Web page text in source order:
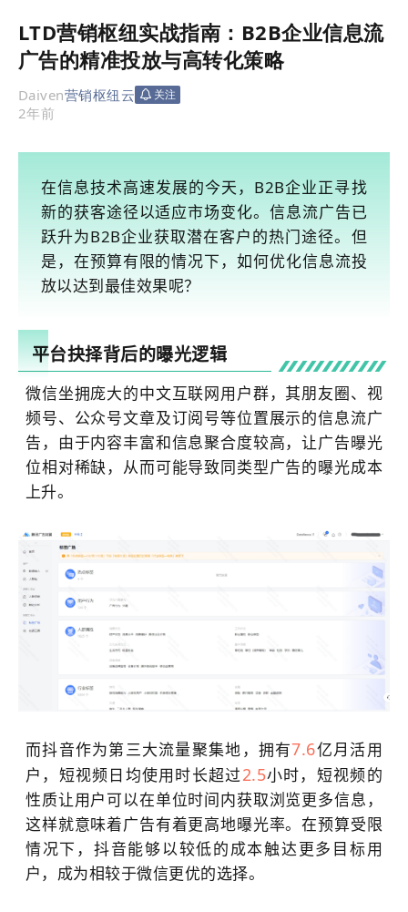
LTD营销枢纽实战指南：B2B企业信息流
广告的精准投放与高转化策略
Daiven营销枢纽云 关注
2年前
在信息技术高速发展的今天，B2B企业正寻找
新的获客途径以适应市场变化。信息流广告已
跃升为B2B企业获取潜在客户的热门途径。但
是，在预算有限的情况下，如何优化信息流投
放以达到最佳效果呢？
平台抉择背后的曝光逻辑
微信坐拥庞大的中文互联网用户群，其朋友圈、视
频号、公众号文章及订阅号等位置展示的信息流广
告，由于内容丰富和信息聚合度较高，让广告曝光
位相对稀缺，从而可能导致同类型广告的曝光成本
上升。
而抖音作为第三大流量聚集地，拥有7.6亿月活用
户，短视频日均使用时长超过2.5小时，短视频的
性质让用户可以在单位时间内获取浏览更多信息，
这样就意味着广告有着更高地曝光率。在预算受限
情况下，抖音能够以较低的成本触达更多目标用
户，成为相较于微信更优的选择。